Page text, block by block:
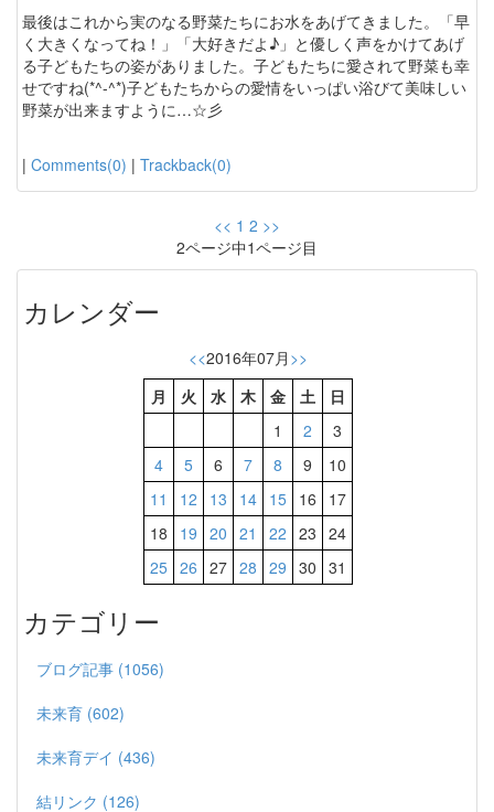
最後はこれから実のなる野菜たちにお水をあげてきました。「早
く大きくなってね！」「大好きだよ♪」と優しく声をかけてあげ
る子どもたちの姿がありました。子どもたちに愛されて野菜も幸
せですね(*^-^*)子どもたちからの愛情をいっぱい浴びて美味しい
野菜が出来ますように…☆彡
| Comments(0) | Trackback(0)
<< 1 2 >>
2ページ中1ページ目
カレンダー
<<2016年07月 >>
月
火 水 木 金 土
日
1
2
3
4
5 6 7 8 9
10
11
12 13 14 15 16
17
18
19 20 21 22 23 24
25 26 27 28 29 30 31
カテゴリー
ブログ記事 (1056)
未来育 (602)
未来育デイ (436)
結リンク (126)